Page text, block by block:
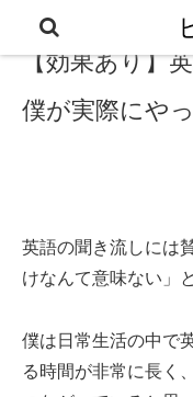
【効果あり】
僕が実際にや
英語の聞き流しには
けなんて意味ない」
僕は日常生活の中で
る時間が非常に長く